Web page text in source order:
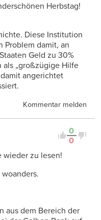
Herbstag!
Diese Institution
Problem damit, an
Geld zu 30%
„großzügige Hilfe
damit angerichtet
Kommentar melden
0
0
wieder zu lesen!
aus dem Bereich der